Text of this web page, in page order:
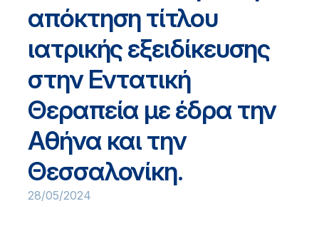
απόκτηση τίτλου
ιατρικής εξειδίκευσης
στην Εντατική
Θεραπεία με έδρα την
Αθήνα και την
Θεσσαλονίκη.
28/05/2024